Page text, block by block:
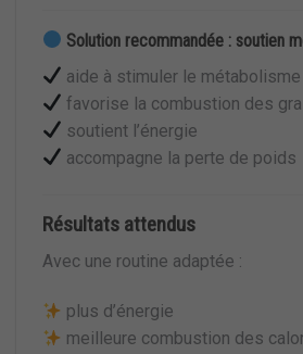
Solution recommandée : soutien
aide à stimuler le métabolisme
favorise la combustion des
soutient l’énergie
accompagne la perte de poids
Résultats attendus
Avec une routine adaptée :
plus d’énergie
meilleure combustion des